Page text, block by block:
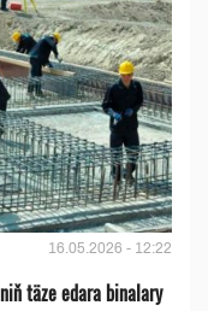
16.05.2026 - 12:22
täze edara binalary